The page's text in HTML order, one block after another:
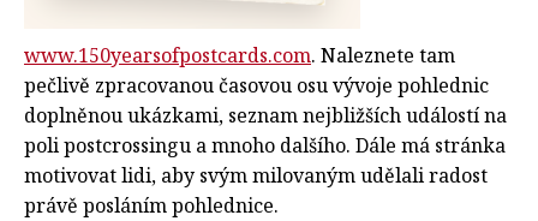
www.150yearsofpostcards.com. Naleznete tam
pečlivě zpracovanou časovou osu vývoje pohlednic
doplněnou ukázkami, seznam nejbližších událostí na
poli postcrossingu a mnoho dalšího. Dále má stránka
motivovat lidi, aby svým milovaným udělali radost
právě posláním pohlednice.